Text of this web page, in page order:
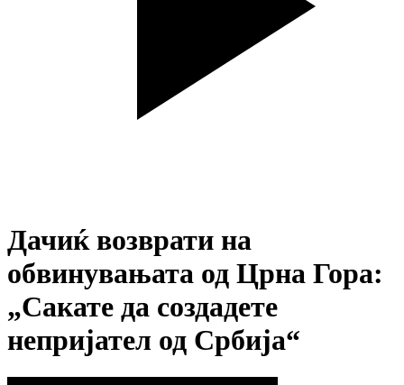
Дачиќ возврати на
обвинувањата од Црна Гора:
„Сакате да создадете
непријател од Србија“